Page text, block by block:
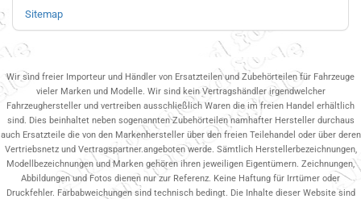
Sitemap
Wir sind freier Importeur und Händler von Ersatzteilen und Zubehörteilen für Fahrzeuge
vieler Marken und Modelle. Wir sind kein Vertragshändler irgendwelcher
Fahrzeughersteller und vertreiben ausschließlich Waren die im freien Handel erhältlich
sind. Dies beinhaltet neben sogenannten Zubehörteilen namhafter Hersteller durchaus
auch Ersatzteile die von den Markenhersteller über den freien Teilehandel oder über deren
Vertriebsnetz und Vertragspartner.angeboten werde. Sämtlich Herstellerbezeichnungen,
Modellbezeichnungen und Marken gehören ihren jeweiligen Eigentümern. Zeichnungen,
Abbildungen und Fotos dienen nur zur Referenz. Keine Haftung für Irrtümer oder
Druckfehler. Farbabweichungen sind technisch bedingt. Die Inhalte dieser Website sind